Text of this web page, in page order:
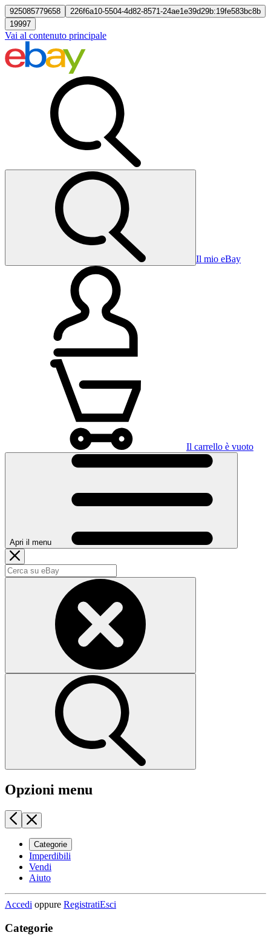
925085779658
226f6a10-5504-4d82-8571-24ae1e39d29b:19fe583bc8b
19997
Vai al contenuto principale
Il mio eBay
Il carrello è vuoto
Apri il menu
Opzioni menu
Categorie
Imperdibili
Vendi
Aiuto
Accedi oppure RegistratiEsci
Categorie